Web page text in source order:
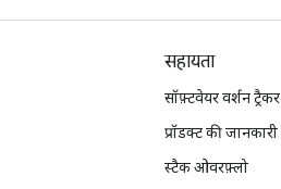
सहायता
सॉफ़्टवेयर वर्शन ट्रैकर
प्रॉडक्ट की जानकारी
स्टैक ओवरफ़्लो